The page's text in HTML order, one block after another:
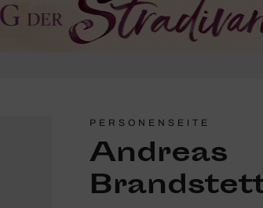
PERSONENSEITE
Andreas